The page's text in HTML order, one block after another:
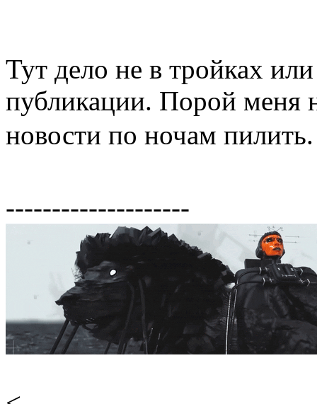
Тут дело не в тройках
публикации. Порой меня
новости по ночам
--------------------